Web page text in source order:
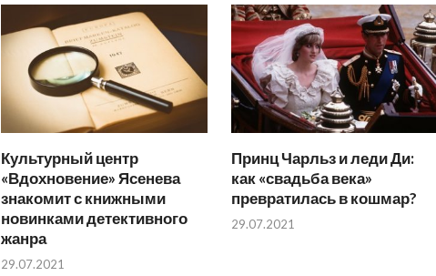
Культурный центр
«Вдохновение» Ясенева
знакомит с книжными
новинками детективного
жанра
29.07.2021
Принц Чарльз и леди Ди:
как «свадьба века»
превратилась в кошмар?
29.07.2021